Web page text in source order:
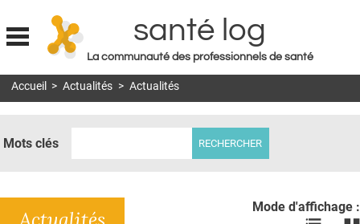
Jump to navigation
santé log
La communauté des professionnels de santé
MON COMPTE
DOSSIERS
Accueil > Actualités > Actualités
Mots clés
Mode d'affichage :